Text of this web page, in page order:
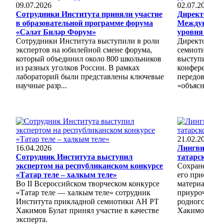
09.07.2026
Сотрудники Института приняли участие
в образовательной программе форума
«Сәләт Биләр Форум»
Сотрудники Института выступили в роли
экспертов на юбилейной смене форума,
который объединил около 800 школьников
из разных уголков России. В рамках
лабораторий были представлены ключевые
научные разр...
16.04.2026
Сотрудник Института выступил
экспертом на республиканском конкурсе
«Татар теле – халкым теле»
Во II Всероссийском творческом конкурсе
«Татар теле — халкым теле» сотрудник
Института прикладной семиотики АН РТ
Хакимов Булат принял участие в качестве
эксперта.
его